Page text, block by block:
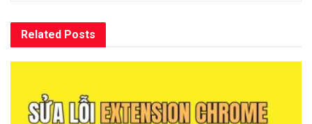
Related Posts